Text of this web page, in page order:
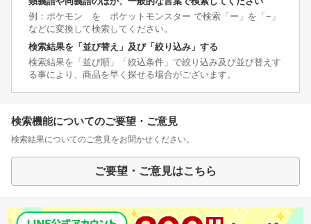
例：ポケモン を ポケットモンスター で検索「ー」を「−」
などに変換して検索してください。
検索結果を「並び替え」及び「絞り込み」する
検索結果を「並び順」「絞込条件」で絞り込み及び並び替えす
る事により、商品を早く探せる場合がございます。
検索機能についてのご要望・ご意見
検索結果についてのご意見をお聞かせください。
ご要望・ご意見はこちら